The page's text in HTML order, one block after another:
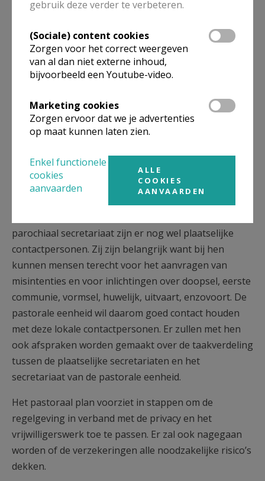
van jeugdhemen. Aan de parochieteams wordt
gevraagd om contact te houden met de beheerders
van deze gebouwen en hen zo nodig te ondersteunen
in het verwerven van de nodige financiële middelen
voor het onderhoud en voor de eventueel
Wegens het wegvallen van de ‘dekenale poets- en
klusjesdienst’ moeten financiële middelen voorzien
parochiezalen en jeugdlokalen.
SECRETARIATEN, FINANCIËN EN COMMUNICATIE
parochiaal secretariaat zijn er nog wel plaatselijke
contactpersonen. Zij zijn belangrijk want bij hen
kunnen mensen terecht voor het aanvragen van
misintenties en voor inlichtingen over doopsel, eerste
communie, vormsel, huwelijk, uitvaart, enzovoort. De
pastorale eenheid wil daarom goed contact houden
met deze lokale contactpersonen. Er zullen met hen
ook afspraken worden gemaakt over de taakverdeling
tussen de plaatselijke secretariaten en het
secretariaat van de pastorale eenheid.
Het pastoraal plan voorziet in stappen om de
regelgeving in verband met de privacy en het
vrijwilligerswerk toe te passen. Er zal ook nagegaan
worden of de verzekeringen alle noodzakelijke risico’s
dekken.
gebruik deze verder te verbeteren.
(Sociale) content cookies
Zorgen voor het correct weergeven
van al dan niet externe inhoud,
bijvoorbeeld een Youtube-video.
Marketing cookies
Zorgen ervoor dat we je advertenties
op maat kunnen laten zien.
Enkel functionele
cookies
aanvaarden
ALLE
COOKIES
AANVAARDEN